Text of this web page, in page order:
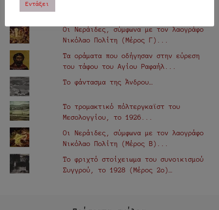
ΔΗΜΟΦΙΛΗ
Οι Νεράιδες, σύμφωνα με τον λαογράφο
Νικόλαο Πολίτη (Μέρος Γ)...
Τα οράματα που οδήγησαν στην εύρεση
του τάφου του Αγίου Ραφαήλ...
Το φάντασμα της Άνδρου…
Το τρομακτικό πόλτεργκαϊστ του
Μεσολογγίου, το 1926...
Οι Νεράιδες, σύμφωνα με τον λαογράφο
Νικόλαο Πολίτη (Μέρος Β)...
Το φριχτό στοίχειωμα του συνοικισμού
Συγγρού, το 1928 (Μέρος 2ο)…
Εντάξει